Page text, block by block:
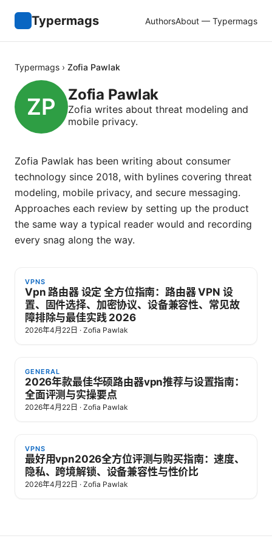
Typermags AuthorsAbout — Typermags
Typermags › Zofia Pawlak
Zofia Pawlak
Zofia writes about threat modeling and
mobile privacy.
Zofia Pawlak has been writing about consumer
technology since 2018, with bylines covering threat
modeling, mobile privacy, and secure messaging.
Approaches each review by setting up the product
the same way a typical reader would and recording
every snag along the way.
VPNS
Vpn 路由器 设定 全方位指南：路由器 VPN 设
置、固件选择、加密协议、设备兼容性、常见故
障排除与最佳实践 2026
2026年4月22日 · Zofia Pawlak
GENERAL
2026年款最佳华硕路由器vpn推荐与设置指南：
全面评测与实操要点
2026年4月22日 · Zofia Pawlak
VPNS
最好用vpn2026全方位评测与购买指南：速度、
隐私、跨境解锁、设备兼容性与性价比
2026年4月22日 · Zofia Pawlak